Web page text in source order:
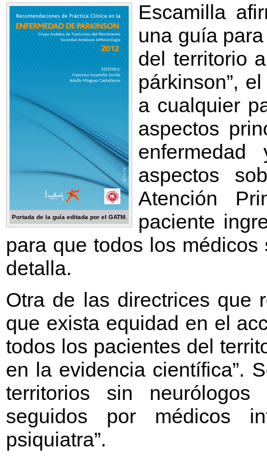
Portada de la guía editada por el GATM.
Escamilla
una guía
del territorio
párkinson”,
a cualquier
aspectos
aspectos
Atención
paciente
para que todos los médicos
detalla.
Otra de las directrices que
que exista equidad en el
todos los pacientes del
en la evidencia científica”.
territorios sin
seguidos por médicos
psiquiatra”.